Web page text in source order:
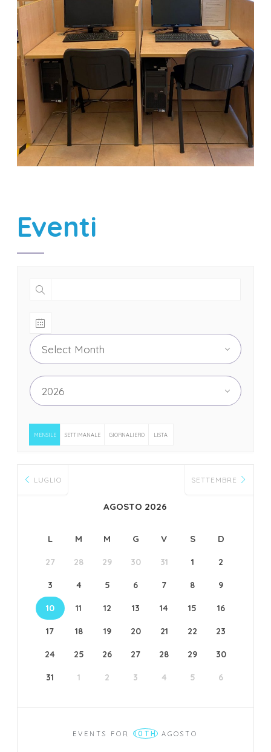
Eventi
Select Month
2026
MENSILE SETTIMANALE GIORNALIERO LISTA
LUGLIO
AGOSTO 2026
SETTEMBRE
L M M G V S D
27 28 29 30 31 1 2
3 4 5 6 7 8 9
10 11 12 13 14 15 16
17 18 19 20 21 22 23
24 25 26 27 28 29 30
31 1 2 3 4 5 6
EVENTS FOR10TH AGOSTO